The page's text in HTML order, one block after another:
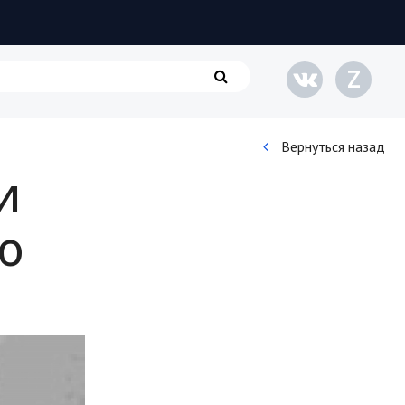
Кинематограф
Домашние животные
Z
Вернуться назад